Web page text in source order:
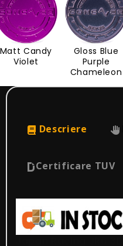
Bronze
Green
Matt Bronze
Green
Chameleon
Descriere
Certificare TUV